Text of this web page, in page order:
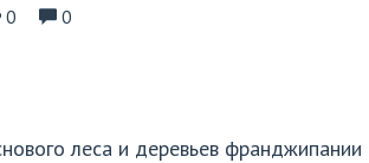
0
0
леса и деревьев